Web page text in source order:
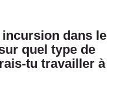
dans le
quel type de
tu travailler à